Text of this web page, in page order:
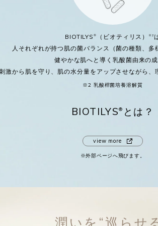
BIOTILYS® （ビオティリス） ※2
人それぞれが持つ 肌の菌バランス（菌の種類、多
健やかな肌へと導く乳酸菌由来の成
激から肌を守り、 肌の水分量をアップさせながら、
※2 乳酸桿菌培養溶解質
BIOTILYS® とは？
view more
※外部ページへ飛びます。
潤いを“巡らせ